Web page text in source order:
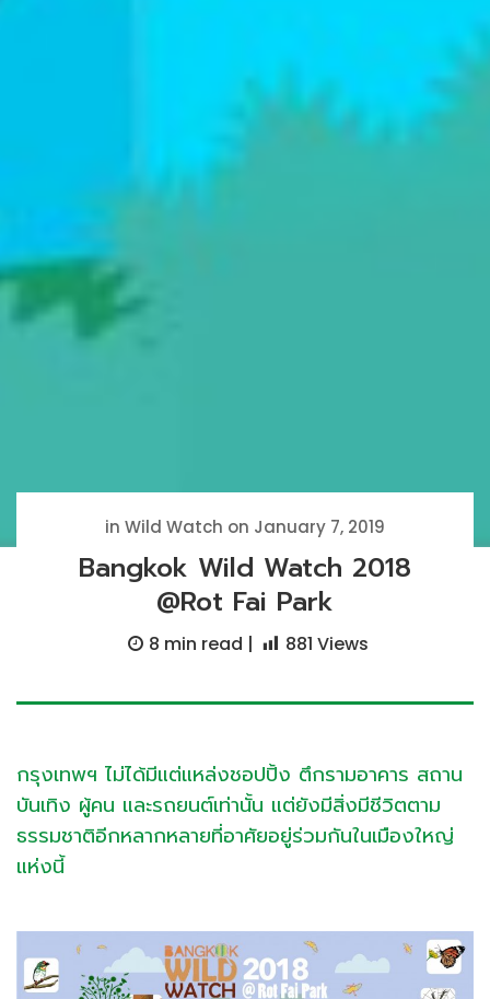
in Wild Watch on January 7, 2019
Bangkok Wild Watch 2018
@Rot Fai Park
8 min read | 881 Views
กรุงเทพฯ ไม่ได้มีแต่แหล่งชอปปิ้ง ตึกรามอาคาร สถาน
บันเทิง ผู้คน และรถยนต์เท่านั้น แต่ยังมีสิ่งมีชีวิตตาม
ธรรมชาติอีกหลากหลายที่อาศัยอยู่ร่วมกันในเมืองใหญ่
แห่งนี้